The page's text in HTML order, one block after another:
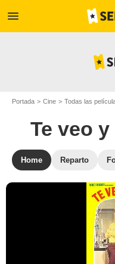
menu
Portada Cine Todas las
Te veo
Home Reparto